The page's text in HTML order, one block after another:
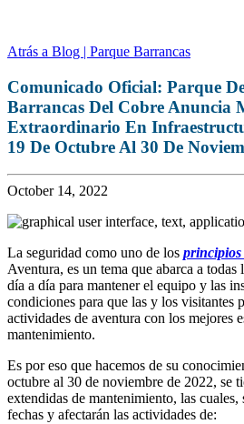
Atrás a Blog | Parque Barrancas
Comunicado Oficial: Parque
Barrancas Del Cobre Anuncia
Extraordinario En
19 De Octubre Al 30 De
October 14, 2022
La seguridad como uno de los principios
Aventura, es un tema que abarca a todas
día a día para mantener el equipo y las
condiciones para que las y los visitantes
actividades de aventura con los mejores
mantenimiento.
Es por eso que hacemos de su
octubre al 30 de noviembre de 2022, se
extendidas de mantenimiento, las cuales,
fechas y afectarán las actividades de: